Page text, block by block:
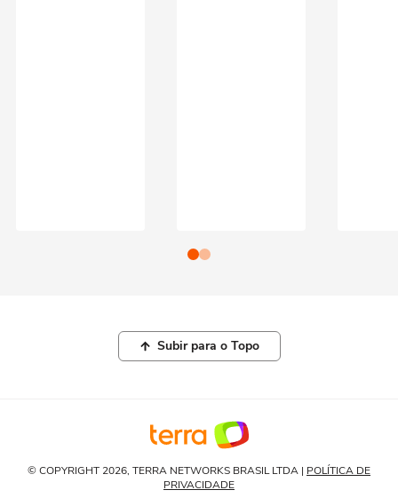
Subir para o Topo
© COPYRIGHT 2026, TERRA NETWORKS BRASIL LTDA | POLÍTICA DE
PRIVACIDADE